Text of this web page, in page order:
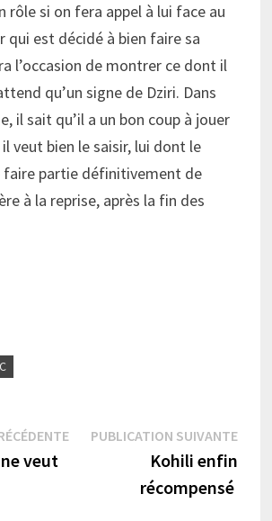
rôle si on fera appel à lui face au
qui est décidé à bien faire sa
l’occasion de montrer ce dont il
qu’un signe de Dziri. Dans
il sait qu’il a un bon coup à jouer
veut bien le saisir, lui dont le
partie définitivement de
à la reprise, après la fin des
Publication
veut
PUBLICATION SUIVANTE
Kohili enfin
récompensé